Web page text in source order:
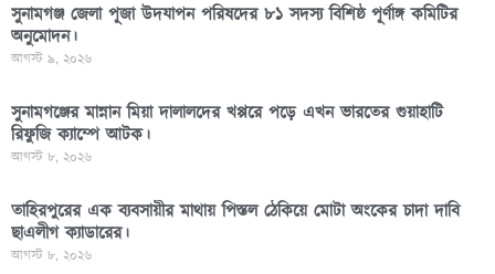
সুনামগঞ্জ জেলা পূজা উদযাপন পরিষদের ৮১ সদস্য বিশিষ্ঠ পূর্ণাঙ্গ কমিটির
অনুমোদন।
আগস্ট ৯, ২০২৬
সুনামগঞ্জের মান্নান মিয়া দালালদের খপ্পরে পড়ে এখন ভারতের গুয়াহাটি
রিফুজি ক্যাম্পে আটক।
আগস্ট ৮, ২০২৬
তাহিরপুরের এক ব্যবসায়ীর মাথায় পিস্তল ঠেকিয়ে মোটা অংকের চাদা দাবি
ছাএলীগ ক্যাডারের।
আগস্ট ৮, ২০২৬